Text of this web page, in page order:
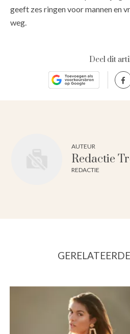
geeft zes ringen voor mannen en
weg.
Deel dit
AUTEUR
Redactie
REDACTIE